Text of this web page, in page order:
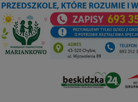
Przejdź
do
treści